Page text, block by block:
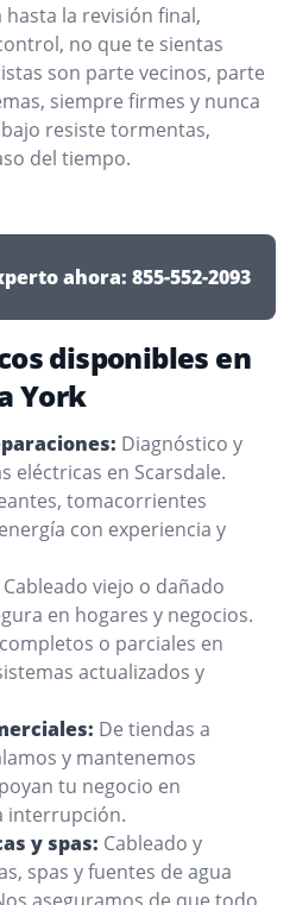
la revisión final,
no que te sientas
son parte vecinos, parte
siempre firmes y nunca
resiste tormentas,
del tiempo.
ahora: 855-552-2093
disponibles en
York
Diagnóstico y
eléctricas en Scarsdale.
tomacorrientes
con experiencia y
Cableado viejo o dañado
en hogares y negocios.
o parciales en
actualizados y
De tiendas a
y mantenemos
tu negocio en
interrupción.
y spas: Cableado y
spas y fuentes de agua